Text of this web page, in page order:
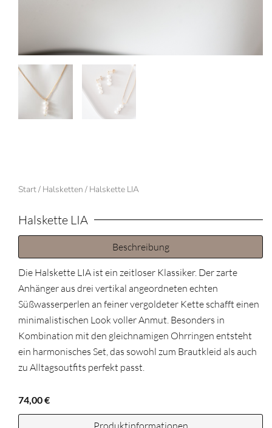
Start/ Halsketten / Halskette LIA
Halskette LIA
Beschreibung
Produktinformationen
Die Halskette LIA ist ein zeitloser Klassiker. Der zarte
Anhänger aus drei vertikal angeordneten echten
Süßwasserperlen an feiner vergoldeter Kette schafft einen
minimalistischen Look voller Anmut. Besonders in
Kombination mit den gleichnamigen Ohrringen entsteht
ein harmonisches Set, das sowohl zum Brautkleid als auch
zu Alltagsoutfits perfekt passt.
74,00€